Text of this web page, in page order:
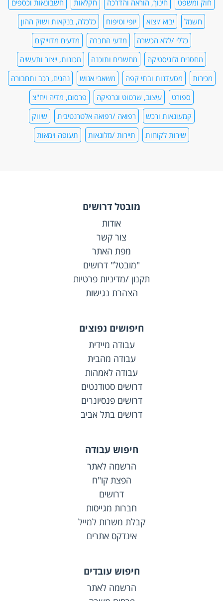
חוק ומשפט
חינוך, הוראה והדרכה חקלאות
חשבונאות וכספים
חשמל
יבוא /יצוא יופי וטיפוח
כלכלה, בנקאות ושוק ההון
כללי /ללא הכשרה
מדעי החברה
מדעים מדוייקים
מחסנים ולוגיסטיקה
מחשבים ותוכנה
מכונות, ייצור ותעשיה
מכירות
מסעדנות ובתי קפה משאבי אנוש
נהגים, רכב ותחבורה
ספורט
עיצוב, שרטוט וגרפיקה
פרסום, מדיה ויח"צ
קמעונאות ורכש
רפואה /רפואה אלטרנטיבית
שיווק
שירות לקוחות
תיירות /מלונאות תעופה וימאות
מובטל דרושים
אודות
צור קשר
מפת האתר
"מובטל" דרושים
תקנון /מדיניות פרטיות
הצהרת נגישות
חיפושים נפוצים
עבודה מיידית
עבודה מהבית
עבודה לאמהות
דרושים סטודנטים
דרושים פנסיונרים
דרושים בתל אביב
חיפוש עבודה
הרשמה לאתר
הפצת קו"ח
דרושים
חברות מגייסות
קבלת משרות למייל
אינדקס אתרים
חיפוש עובדים
הרשמה לאתר